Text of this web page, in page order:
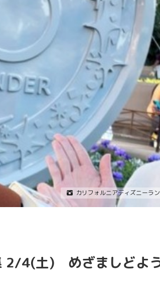
カリフォルニアディズニーラ
2/4(土) めざましどよ